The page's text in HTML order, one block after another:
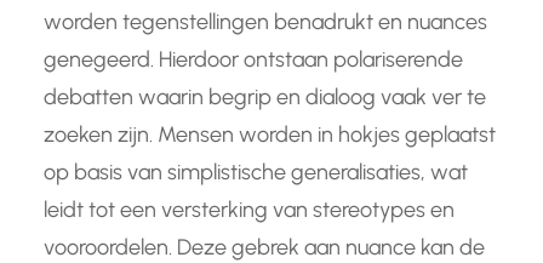
worden tegenstellingen benadrukt en nuances
genegeerd. Hierdoor ontstaan polariserende
debatten waarin begrip en dialoog vaak ver te
zoeken zijn. Mensen worden in hokjes geplaatst
op basis van simplistische generalisaties, wat
leidt tot een versterking van stereotypes en
vooroordelen. Deze gebrek aan nuance kan de